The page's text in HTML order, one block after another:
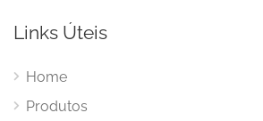
Links Úteis
Home
Produtos